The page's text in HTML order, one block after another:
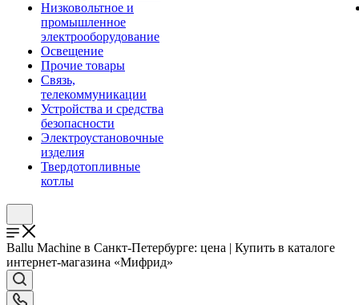
Низковольтное и
промышленное
электрооборудование
Освещение
Прочие товары
Связь,
телекоммуникации
Устройства и средства
безопасности
Электроустановочные
изделия
Твердотопливные
котлы
Ballu Machine в Санкт-Петербурге: цена | Купить в каталоге
интернет-магазина «Мифрид»